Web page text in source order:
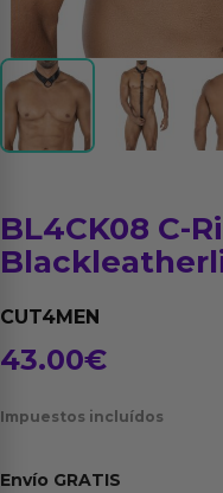
BL4CK08 C-
CUT4MEN
43.00€
Impuestos incluídos
Envío GRATIS